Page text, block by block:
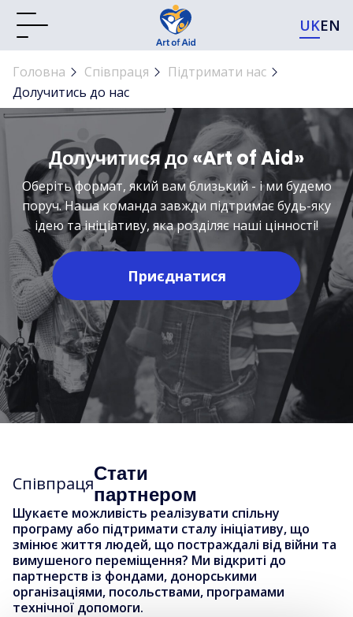
UKEN
Головна Співпраця
Підтримати нас
Долучитись до нас
Долучитися до «Art of Aid»
Оберіть формат, який вам близький - і ми будемо
поруч. Наша команда завжди підтримає будь-яку
ідею та ініціативу, яка розділяє наші цінності!
Приєднатися
СпівпрацяСтати
партнером
Шукаєте можливість реалізувати спільну
програму або підтримати сталу ініціативу, що
змінює життя людей, що постраждалі від війни та
вимушеного переміщення? Ми відкриті до
партнерств із фондами, донорськими
організаціями, посольствами, програмами
технічної допомоги.